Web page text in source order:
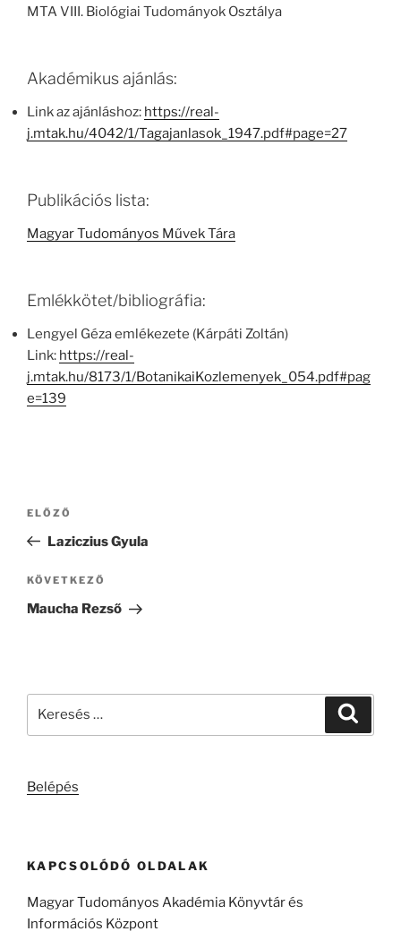
MTA VIII. Biológiai Tudományok Osztálya
Akadémikus ajánlás:
Link az ajánláshoz: https://real-
j.mtak.hu/4042/1/Tagajanlasok_1947.pdf#page=27
Publikációs lista:
Magyar Tudományos Művek Tára
Emlékkötet/bibliográfia:
Lengyel Géza emlékezete (Kárpáti Zoltán)
Link: https://real-
j.mtak.hu/8173/1/BotanikaiKozlemenyek_054.pdf#pag
e=139
Bejegyzés
Korábbi
bejegyzés
ELŐZŐ
Laziczius Gyula
Következő
bejegyzés
KÖVETKEZŐ
Maucha Rezső
Belépés
KAPCSOLÓDÓ OLDALAK
Magyar Tudományos Akadémia Könyvtár és
Információs Központ